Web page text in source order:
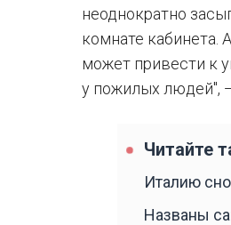
неоднократно
комнате кабинета.
может привести к
у пожилых людей",
Читайте
Италию
Названы